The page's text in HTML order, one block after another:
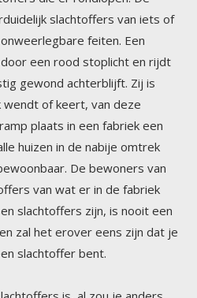
slachtoffer bent.